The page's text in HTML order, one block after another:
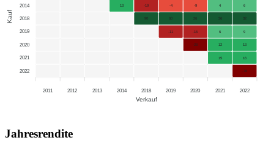
2014
2018
2019
2020
2021
2022
Kauf
13 -19 -4 -9 4 6
90 60 26 36 32
-11 -16 6 9
-28 12 13
15 16
-76
2011 2012 2013 2014 2018 2019 2020 2021 2022
Verkauf
Jahresrendite